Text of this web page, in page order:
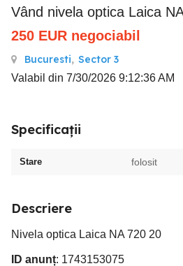
Vând nivela optica Laica
250 EUR negociabil
Bucuresti, Sector 3
Valabil din 7/30/2026 9:12:36 AM
Specificații
Stare folosit
Descriere
Nivela optica Laica NA 720 20
ID anunț: 1743153075